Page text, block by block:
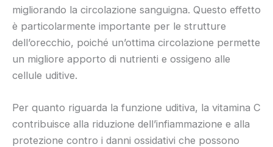
migliorando la circolazione sanguigna. Questo effetto
è particolarmente importante per le strutture
dell’orecchio, poiché un’ottima circolazione permette
un migliore apporto di nutrienti e ossigeno alle
cellule uditive.
Per quanto riguarda la funzione uditiva, la vitamina C
contribuisce alla riduzione dell’infiammazione e alla
protezione contro i danni ossidativi che possono